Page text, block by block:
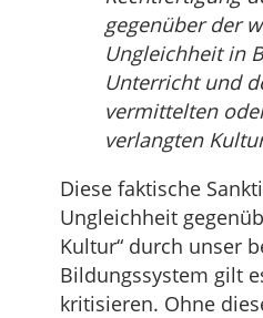
gegenüber der
Ungleichheit in
Unterricht und
vermittelten
verlangten
Diese faktische
Ungleichheit
Kultur“ durch unser
Bildungssystem gilt
kritisieren. Ohne